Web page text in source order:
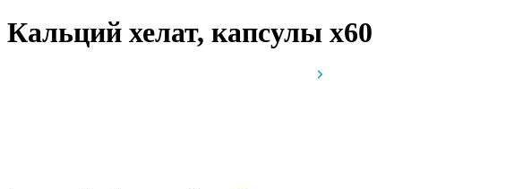
Кальций хелат, капсулы x60